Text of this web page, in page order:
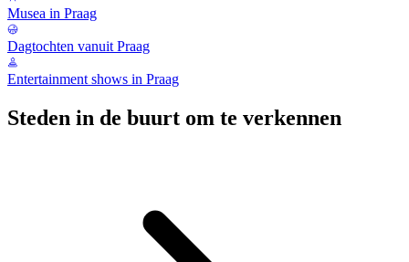
Musea in Praag
Dagtochten vanuit Praag
Entertainment shows in Praag
Steden in de buurt om te verkennen